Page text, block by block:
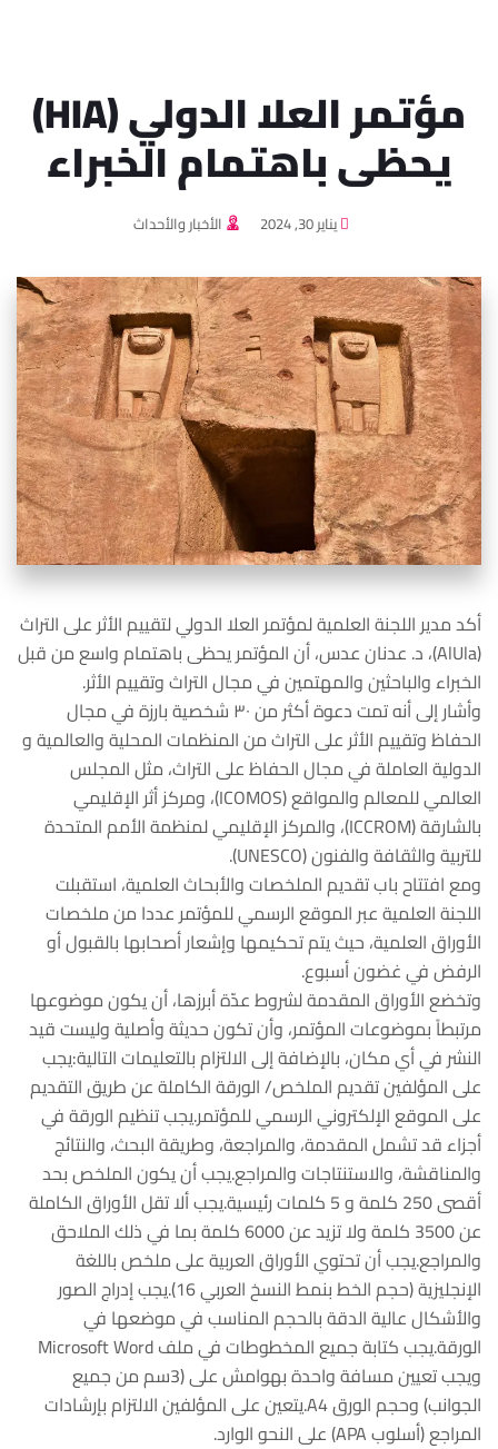
مؤتمر العلا الدولي (HIA)
يحظى باهتمام الخبراء
يناير 30, 2024 الأخبار والأحداث
أكد مدير اللجنة العلمية لمؤتمر العلا الدولي لتقييم الأثر على التراث
(AlUla)، د. عدنان عدس، أن المؤتمر يحظى باهتمام واسع من قبل
الخبراء والباحثين والمهتمين في مجال التراث وتقييم الأثر.
وأشار إلى أنه تمت دعوة أكثر من ٣٠ شخصية بارزة في مجال
الحفاظ وتقييم الأثر على التراث من المنظمات المحلية والعالمية و
الدولية العاملة في مجال الحفاظ على التراث، مثل المجلس
العالمي للمعالم والمواقع (ICOMOS)، ومركز أثر الإقليمي
بالشارقة (ICCROM)، والمركز الإقليمي لمنظمة الأمم المتحدة
للتربية والثقافة والفنون (UNESCO).
ومع افتتاح باب تقديم الملخصات والأبحاث العلمية، استقبلت
اللجنة العلمية عبر الموقع الرسمي للمؤتمر عددا من ملخصات
الأوراق العلمية، حيث يتم تحكيمها وإشعار أصحابها بالقبول أو
الرفض في غضون أسبوع.
وتخضع الأوراق المقدمة لشروط عدّة أبرزها، أن يكون موضوعها
مرتبطاً بموضوعات المؤتمر، وأن تكون حديثة وأصلية وليست قيد
النشر في أي مكان، بالإضافة إلى الالتزام بالتعليمات التالية:يجب
على المؤلفين تقديم الملخص/ الورقة الكاملة عن طريق التقديم
على الموقع الإلكتروني الرسمي للمؤتمر.يجب تنظيم الورقة في
أجزاء قد تشمل المقدمة، والمراجعة، وطريقة البحث، والنتائج
والمناقشة، والاستنتاجات والمراجع.يجب أن يكون الملخص بحد
أقصى 250 كلمة و 5 كلمات رئيسية.يجب ألا تقل الأوراق الكاملة
عن 3500 كلمة ولا تزيد عن 6000 كلمة بما في ذلك الملاحق
والمراجع.يجب أن تحتوي الأوراق العربية على ملخص باللغة
الإنجليزية (حجم الخط بنمط النسخ العربي 16).يجب إدراج الصور
والأشكال عالية الدقة بالحجم المناسب في موضعها في
الورقة.يجب كتابة جميع المخطوطات في ملف Microsoft Word
ويجب تعيين مسافة واحدة بهوامش على (3سم من جميع
الجوانب) وحجم الورق A4.يتعين على المؤلفين الالتزام بإرشادات
المراجع (أسلوب APA) على النحو الوارد.